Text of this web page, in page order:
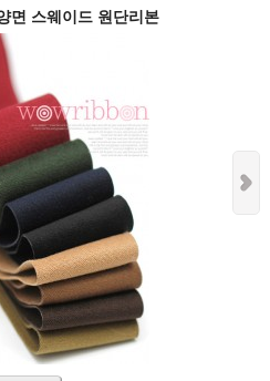
면 스웨이드 원단리본